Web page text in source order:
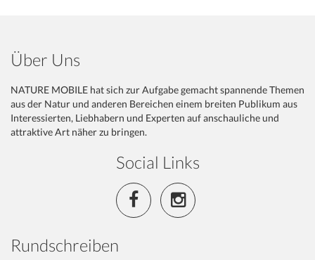
Über Uns
NATURE MOBILE hat sich zur Aufgabe gemacht spannende Themen
aus der Natur und anderen Bereichen einem breiten Publikum aus
Interessierten, Liebhabern und Experten auf anschauliche und
attraktive Art näher zu bringen.
Social Links
Rundschreiben